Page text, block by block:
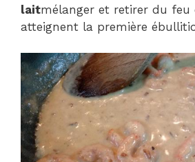
laitmélanger et retirer du feu
atteignent la première